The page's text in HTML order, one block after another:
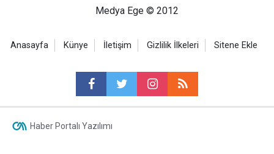
Medya Ege © 2012
Anasayfa Künye İletişim Gizlilik İlkeleri Sitene Ekle
Haber Portalı Yazılımı